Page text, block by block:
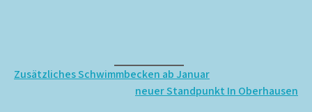
Beitragsnavigation
Zusätzliches Schwimmbecken ab Januar
neuer Standpunkt In Oberhausen